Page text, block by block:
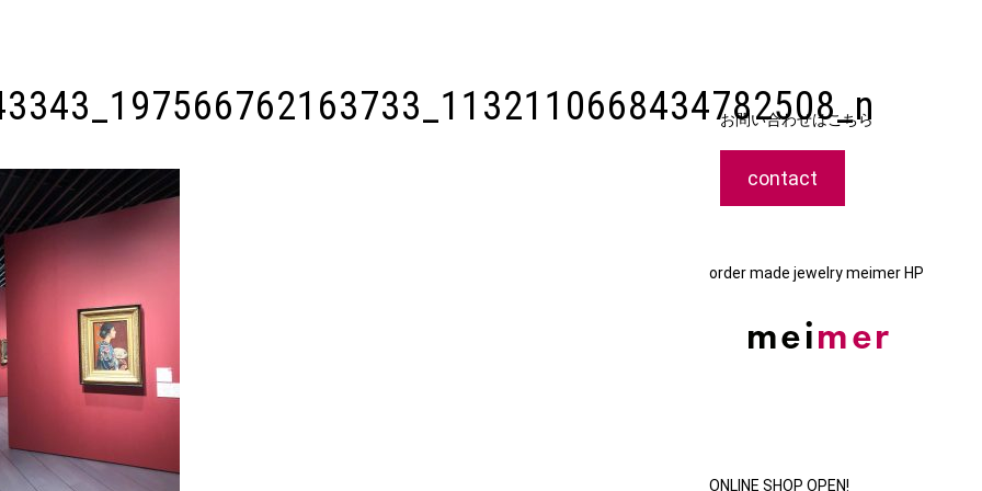
お問い合わせはこちら
contact
order made jewelry meimer HP
ONLINE SHOP OPEN!